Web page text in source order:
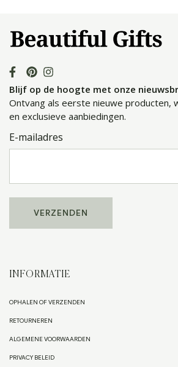
Blijf op de hoogte met onze
Ontvang als eerste nieuwe producten,
en exclusieve aanbiedingen.
E-mailadres
INFORMATIE
OPHALEN OF VERZENDEN
RETOURNEREN
ALGEMENE VOORWAARDEN
PRIVACY BELEID